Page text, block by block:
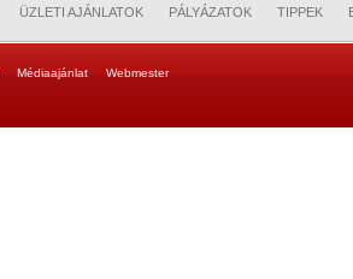
ÜZLETI AJÁNLATOK PÁLYÁZATOK TIPPEK
Médiaajánlat Webmester